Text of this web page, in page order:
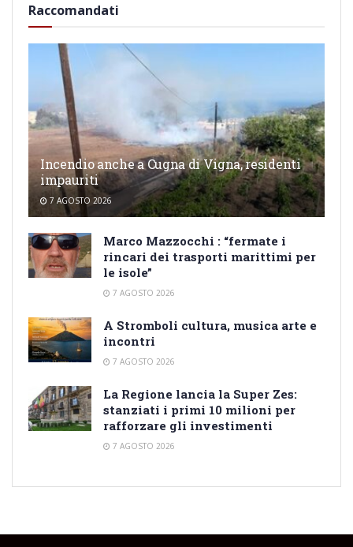
Raccomandati
Incendio anche a Cugna di Vigna, residenti
impauriti
7 AGOSTO 2026
Marco Mazzocchi : “fermate i
rincari dei trasporti marittimi per
le isole”
7 AGOSTO 2026
A Stromboli cultura, musica arte e
incontri
7 AGOSTO 2026
La Regione lancia la Super Zes:
stanziati i primi 10 milioni per
rafforzare gli investimenti
7 AGOSTO 2026